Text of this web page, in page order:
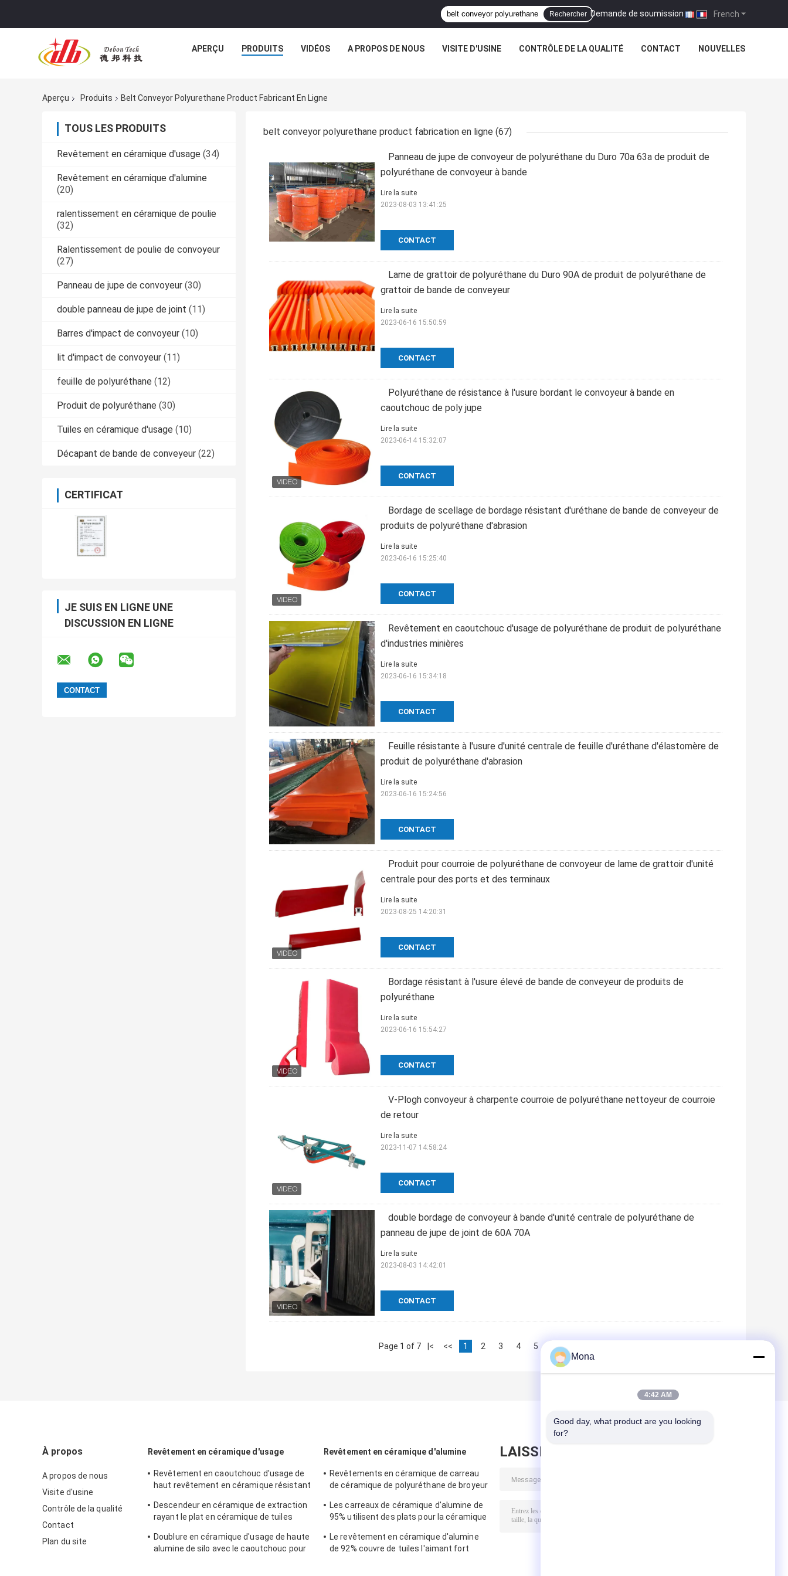
French
Demande de soumission |
Rechercher
APERÇU PRODUITS VIDÉOS A PROPOS DE NOUS VISITE D'USINE CONTRÔLE DE LA QUALITÉ CONTACT NOUVELLES
Aperçu Produits Belt Conveyor Polyurethane Product Fabricant En Ligne
TOUS LES PRODUITS
Revêtement en céramique d'usage (34)
Revêtement en céramique d'alumine
(20)
ralentissement en céramique de poulie
(32)
Ralentissement de poulie de convoyeur
(27)
Panneau de jupe de convoyeur (30)
double panneau de jupe de joint (11)
Barres d'impact de convoyeur (10)
lit d'impact de convoyeur (11)
feuille de polyuréthane (12)
Produit de polyuréthane (30)
Tuiles en céramique d'usage (10)
Décapant de bande de conveyeur (22)
CERTIFICAT
JE SUIS EN LIGNE UNE
DISCUSSION EN LIGNE
belt conveyor polyurethane product fabrication en ligne (67)
Panneau de jupe de convoyeur de polyuréthane du Duro 70a 63a de produit de
polyuréthane de convoyeur à bande
CONTACT
Lire la suite
2023-08-03 13:41:25
Lame de grattoir de polyuréthane du Duro 90A de produit de polyuréthane de
grattoir de bande de conveyeur
CONTACT
Lire la suite
2023-06-16 15:50:59
Polyuréthane de résistance à l'usure bordant le convoyeur à bande en
caoutchouc de poly jupe
CONTACT
Lire la suite
2023-06-14 15:32:07
Bordage de scellage de bordage résistant d'uréthane de bande de conveyeur de
produits de polyuréthane d'abrasion
CONTACT
Lire la suite
2023-06-16 15:25:40
Revêtement en caoutchouc d'usage de polyuréthane de produit de polyuréthane
d'industries minières
CONTACT
Lire la suite
2023-06-16 15:34:18
Feuille résistante à l'usure d'unité centrale de feuille d'uréthane d'élastomère de
produit de polyuréthane d'abrasion
CONTACT
Lire la suite
2023-06-16 15:24:56
Produit pour courroie de polyuréthane de convoyeur de lame de grattoir d'unité
centrale pour des ports et des terminaux
CONTACT
Lire la suite
2023-08-25 14:20:31
Bordage résistant à l'usure élevé de bande de conveyeur de produits de
polyuréthane
CONTACT
Lire la suite
2023-06-16 15:54:27
V-Plogh convoyeur à charpente courroie de polyuréthane nettoyeur de courroie
de retour
CONTACT
Lire la suite
2023-11-07 14:58:24
double bordage de convoyeur à bande d'unité centrale de polyuréthane de
panneau de jupe de joint de 60A 70A
CONTACT
Lire la suite
2023-08-03 14:42:01
Page 1 of 7 |< << 1 2 3 4 5 6
À propos
A propos de nous
Visite d'usine
Contrôle de la qualité
Contact
Plan du site
Revêtement en céramique d'usage
Revêtement en caoutchouc d'usage de
haut revêtement en céramique résistant
extraction
Descendeur en céramique de extraction
rayant le plat en céramique de tuiles
Doublure en céramique d'usage de haute
alumine de silo avec le caoutchouc pour
Revêtement en céramique d'alumine
Revêtements en céramique de carreau
de céramique de polyuréthane de broyeur
AI2O3
Les carreaux de céramique d'alumine de
95% utilisent des plats pour la céramique
Le revêtement en céramique d'alumine
de 92% couvre de tuiles l'aimant fort
LAISSEZ UN MESSAGE
Mona
4:42 AM
Good day, what product are you looking
for?